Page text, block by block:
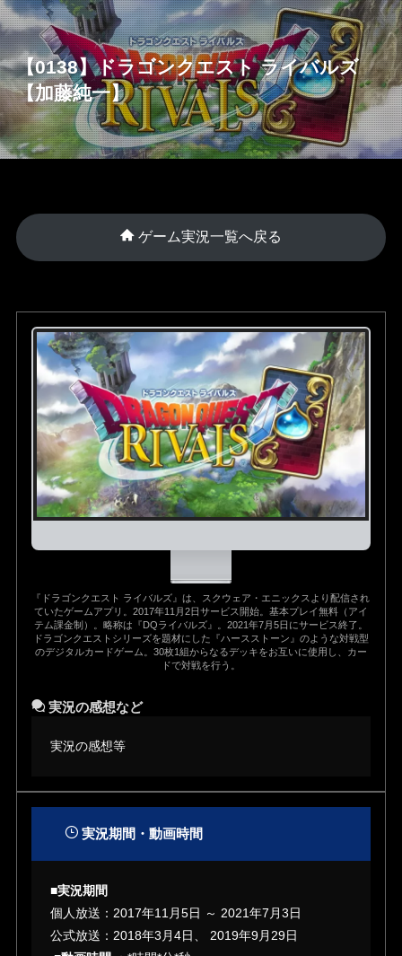
【0138】ドラゴンクエスト ライバルズ
【加藤純一】
ゲーム実況一覧へ戻る
『ドラゴンクエスト ライバルズ』は、スクウェア・エニックスより配信され
ていたゲームアプリ。2017年11月2日サービス開始。基本プレイ無料（アイ
テム課金制）。略称は『DQライバルズ』。2021年7月5日にサービス終了。
ドラゴンクエストシリーズを題材にした『ハースストーン』のような対戦型
のデジタルカードゲーム。30枚1組からなるデッキをお互いに使用し、カー
ドで対戦を行う。
実況の感想など
実況の感想等
実況期間・動画時間
■実況期間
個人放送：2017年11月5日 ～ 2021年7月3日
公式放送：2018年3月4日、 2019年9月29日